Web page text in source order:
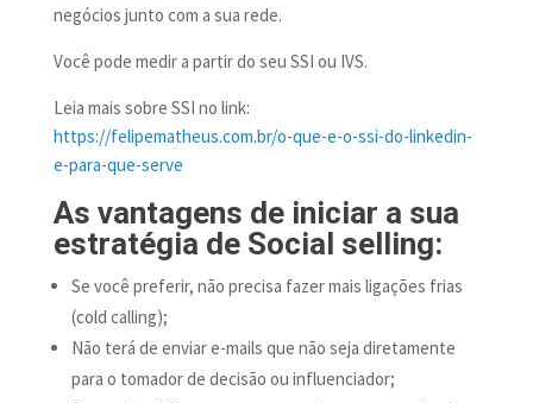
negócios junto com a sua rede.
Você pode medir a partir do seu SSI ou IVS.
Leia mais sobre SSI no link:
https://felipematheus.com.br/o-que-e-o-ssi-do-linkedin-
e-para-que-serve
As vantagens de iniciar a sua
estratégia de Social selling:
Se você preferir, não precisa fazer mais ligações frias
(cold calling);
Não terá de enviar e-mails que não seja diretamente
para o tomador de decisão ou influenciador;